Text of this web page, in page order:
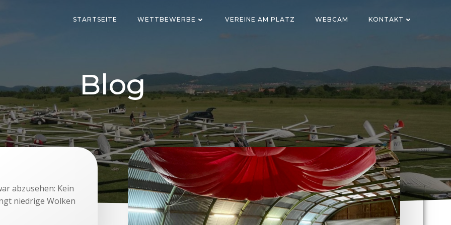
STARTSEITE WETTBEWERBE VEREINE AM PLATZ WEBCAM KONTAKT
Blog
abzusehen: Kein
niedrige Wolken